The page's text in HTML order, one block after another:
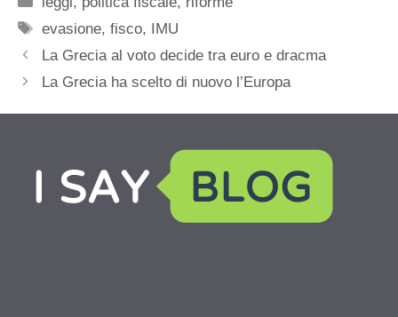
Tag
evasione,fisco, IMU
La Grecia al voto decide tra euro e dracma
La Grecia ha scelto di nuovo l’Europa